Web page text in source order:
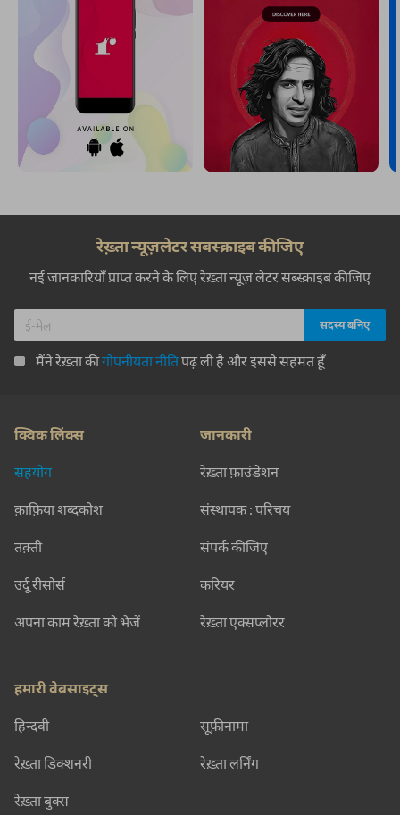
रेख़्ता न्यूज़लेटर सबस्क्राइब कीजिए
नई जानकारियाँ प्राप्त करने के लिए रेख़्ता न्यूज़ लेटर सब्स्क्राइब कीजिए
मैंने रेख़्ता कीगोपनीयता नीतिपढ़ ली है और इससे सहमत हूँ
क्विक लिंक्स
सहयोग
क़ाफ़िया शब्दकोश
तक़्ती
उर्दू रीसोर्स
अपना काम रेख़्ता को भेजें
जानकारी
रेख़्ता फ़ाउंडेशन
संस्थापक : परिचय
संपर्क कीजिए
करियर
रेख़्ता एक्सप्लोरर
हमारी वेबसाइट्स
हिन्दवी सूफ़ीनामा
रेख़्ता डिक्शनरी रेख़्ता लर्निंग
रेख़्ता बुक्स